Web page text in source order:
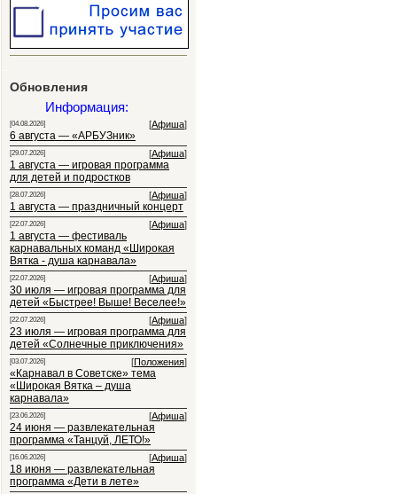
Обновления
Информация:
[04.08.2026] [Афиша]
6 августа — «АРБУЗник»
[29.07.2026] [Афиша]
1 августа — игровая программа
для детей и подростков
[28.07.2026] [Афиша]
1 августа — праздничный концерт
[22.07.2026] [Афиша]
1 августа — фестиваль
карнавальных команд «Широкая
Вятка - душа карнавала»
[22.07.2026] [Афиша]
30 июля — игровая программа для
детей «Быстрее! Выше! Веселее!»
[22.07.2026] [Афиша]
23 июля — игровая программа для
детей «Солнечные приключения»
[03.07.2026] [Положения]
«Карнавал в Советске» тема
«Широкая Вятка – душа
карнавала»
[23.06.2026] [Афиша]
24 июня — развлекательная
программа «Танцуй, ЛЕТО!»
[16.06.2026] [Афиша]
18 июня — развлекательная
программа «Дети в лете»